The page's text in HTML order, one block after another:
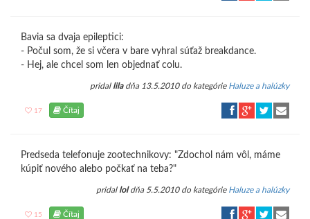
Bavia sa dvaja epileptici:
- Počul som, že si včera v bare vyhral súťaž breakdance.
- Hej, ale chcel som len objednať colu.
pridal liladňa 13.5.2010 do kategórie Haluze a halúzky
17 Čítaj
Predseda telefonuje zootechnikovy: "Zdochol nám vôl, máme
kúpiť nového alebo počkať na teba?"
pridal loldňa 5.5.2010 do kategórie Haluze a halúzky
15 Čítaj